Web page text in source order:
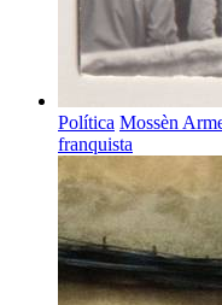
Política Mossèn
franquista